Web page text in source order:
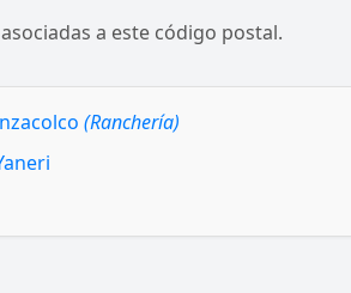
a este código postal.
(Ranchería)